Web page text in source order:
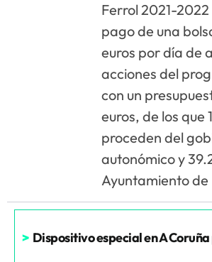
Ferrol 2021-
pago de una
euros por día de
acciones del
con un
euros, de los que
proceden del
autonómico y
Ayuntamiento de
> Dispositivo especial en A